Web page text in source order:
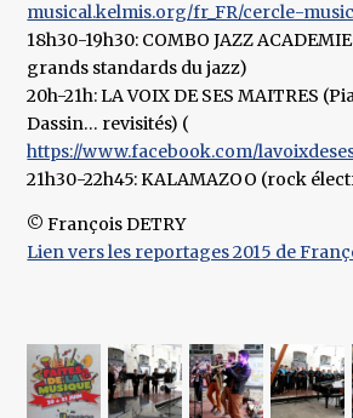
musical.kelmis.org/fr_FR/cercle-
18h30-19h30: COMBO JAZZ
grands standards du jazz)
20h-21h: LA VOIX DE SES MAITRES
Dassin… revisités) (
https://www.facebook.com/
21h30-22h45: KALAMAZOO (rock
© François DETRY
Lien vers les reportages 2015 de